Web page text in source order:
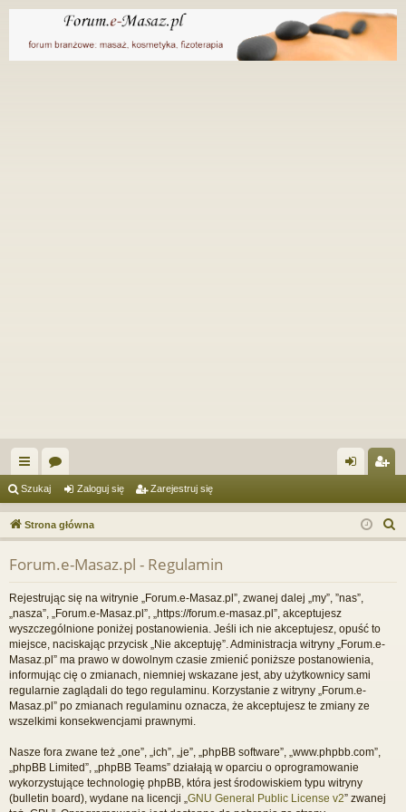
ię
ce
j
…
or
a og
uj
ę
ej
es
Szukaj Zaloguj się Zarejestruj się
Strona główna
z
Forum.e-Masaz.pl - Regulamin
Rejestrując się na witrynie „Forum.e-Masaz.pl”, zwanej dalej „my”, ”nas”,
„nasza”, „Forum.e-Masaz.pl”, „https://forum.e-masaz.pl”, akceptujesz
wyszczególnione poniżej postanowienia. Jeśli ich nie akceptujesz, opuść to
miejsce, naciskając przycisk „Nie akceptuję”. Administracja witryny „Forum.e-
Masaz.pl” ma prawo w dowolnym czasie zmienić poniższe postanowienia,
informując cię o zmianach, niemniej wskazane jest, aby użytkownicy sami
regularnie zaglądali do tego regulaminu. Korzystanie z witryny „Forum.e-
Masaz.pl” po zmianach regulaminu oznacza, że akceptujesz te zmiany ze
wszelkimi konsekwencjami prawnymi.
Nasze fora zwane też „one”, „ich”, „je”, „phpBB software”, „www.phpbb.com”,
„phpBB Limited”, „phpBB Teams” działają w oparciu o oprogramowanie
wykorzystujące technologię phpBB, która jest środowiskiem typu witryny
(bulletin board), wydane na licencji „ GNU General Public License v2” zwanej